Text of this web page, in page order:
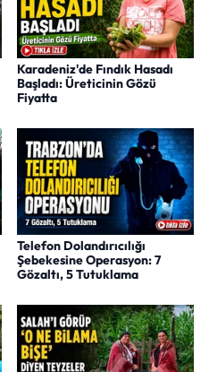
Karadeniz'de Fındık Hasadı
Başladı: Üreticinin Gözü
Fiyatta
Telefon Dolandırıcılığı
Şebekesine Operasyon: 7
Gözaltı, 5 Tutuklama